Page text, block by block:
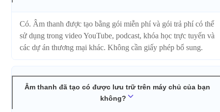
Có. Âm thanh được tạo bằng gói miễn phí và gói trả phí có thể
sử dụng trong video YouTube, podcast, khóa học trực tuyến và
các dự án thương mại khác. Không cần giấy phép bổ sung.
Âm thanh đã tạo có được lưu trữ trên máy chủ của bạn
không?